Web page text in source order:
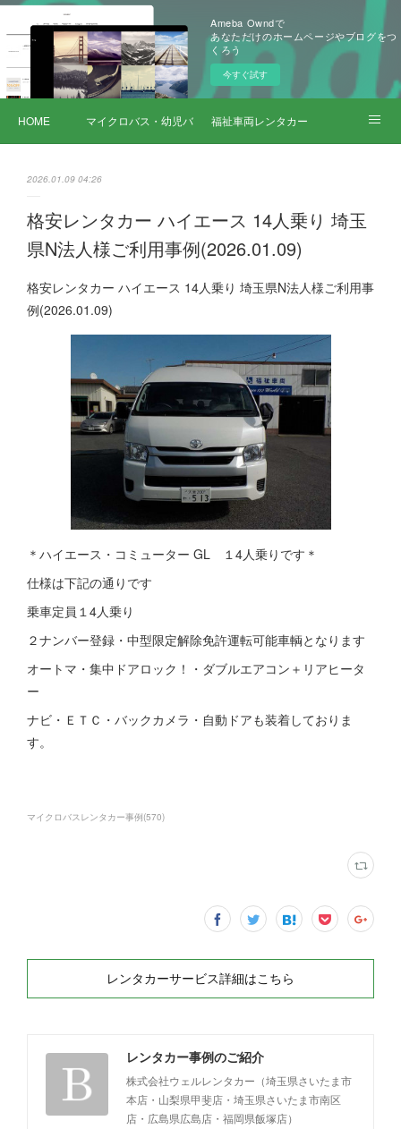
Ameba Owndで
あなただけのホームページやブログをつ
くろう
今すぐ試す
HOME マイクロバス・幼児バス レンタカー福祉車両レンタカー
2026.01.09 04:26
格安レンタカー ハイエース 14人乗り 埼玉
県N法人様ご利用事例(2026.01.09)
格安レンタカー ハイエース 14人乗り 埼玉県N法人様ご利用事
例(2026.01.09)
＊ハイエース・コミューター GL １4人乗りです＊
仕様は下記の通りです
乗車定員１4人乗り
２ナンバー登録・中型限定解除免許運転可能車輌となります
オートマ・集中ドアロック！・ダブルエアコン＋リアヒータ
ー
ナビ・ＥＴＣ・バックカメラ・自動ドアも装着しておりま
す。
マイクロバスレンタカー事例(570)
レンタカーサービス詳細はこちら
レンタカー事例のご紹介
株式会社ウェルレンタカー（埼玉県さいたま市
本店・山梨県甲斐店・埼玉県さいたま市南区
店・広島県広島店・福岡県飯塚店）